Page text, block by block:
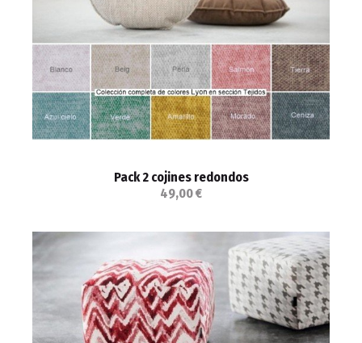
Pack 2 cojines redondos
49,00 €